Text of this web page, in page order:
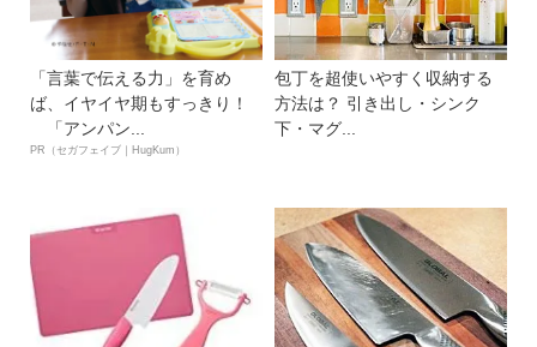
「言葉で伝える力」を育め
ば、イヤイヤ期もすっきり！
「アンパン...
PR（セガフェイブ｜HugKum）
包丁を超使いやすく収納する
方法は？ 引き出し・シンク
下・マグ...